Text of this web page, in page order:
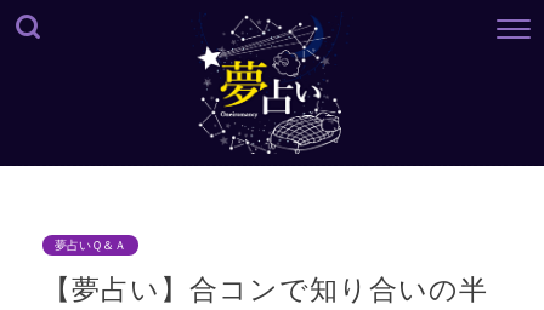
夢占いＱ＆Ａ
【夢占い】合コンで知り合いの半